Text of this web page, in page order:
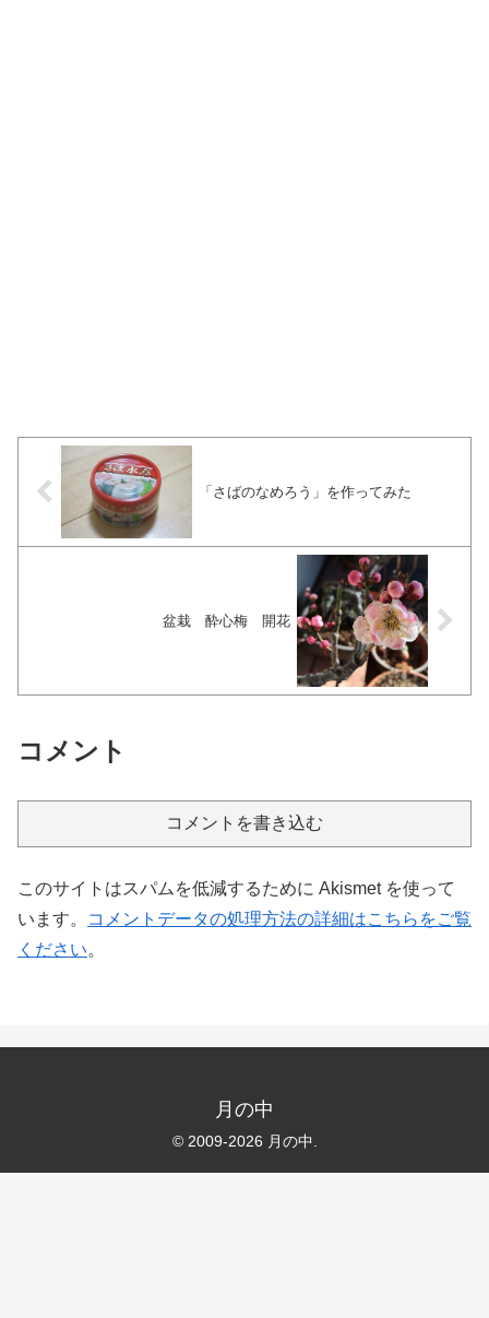
「さばのなめろう」を作ってみた
盆栽 酔心梅 開花
コメント
コメントを書き込む
このサイトはスパムを低減するために Akismet を使って
います。
コメントデータの処理方法の詳細はこちらをご覧
ください。
月の中
© 2009-2026 月の中.